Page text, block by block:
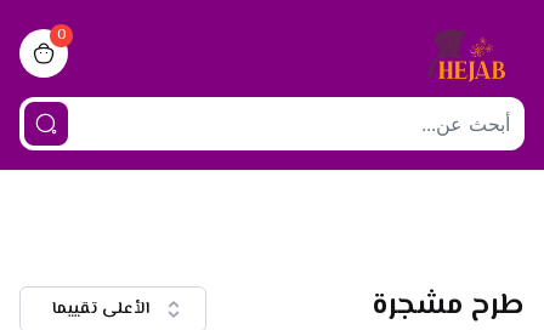
0
bag
طرح مشجرة الأعلى تقييما